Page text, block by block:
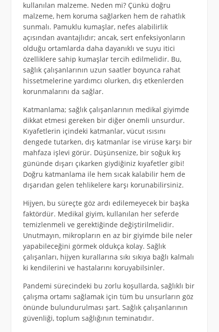
kullanılan malzeme. Neden mi? Çünkü doğru
malzeme, hem koruma sağlarken hem de rahatlık
sunmalı. Pamuklu kumaşlar, nefes alabilirlik
açısından avantajlıdır; ancak, sert enfeksiyonların
olduğu ortamlarda daha dayanıklı ve suyu itici
özelliklere sahip kumaşlar tercih edilmelidir. Bu,
sağlık çalışanlarının uzun saatler boyunca rahat
hissetmelerine yardımcı olurken, dış etkenlerden
korunmalarını da sağlar.
Katmanlama; sağlık çalışanlarının medikal giyimde
dikkat etmesi gereken bir diğer önemli unsurdur.
Kıyafetlerin içindeki katmanlar, vücut ısısını
dengede tutarken, dış katmanlar ise virüse karşı bir
mahfaza işlevi görür. Düşünsenize, bir soğuk kış
gününde dışarı çıkarken giydiğiniz kıyafetler gibi!
Doğru katmanlama ile hem sıcak kalabilir hem de
dışarıdan gelen tehlikelere karşı korunabilirsiniz.
Hijyen, bu süreçte göz ardı edilemeyecek bir başka
faktördür. Medikal giyim, kullanılan her seferde
temizlenmeli ve gerektiğinde değiştirilmelidir.
Unutmayın, mikropların en az bir giyimde bile neler
yapabileceğini görmek oldukça kolay. Sağlık
çalışanları, hijyen kurallarına sıkı sıkıya bağlı kalmalı
ki kendilerini ve hastalarını koruyabilsinler.
Pandemi sürecindeki bu zorlu koşullarda, sağlıklı bir
çalışma ortamı sağlamak için tüm bu unsurların göz
önünde bulundurulması şart. Sağlık çalışanlarının
güvenliği, toplum sağlığının teminatıdır.